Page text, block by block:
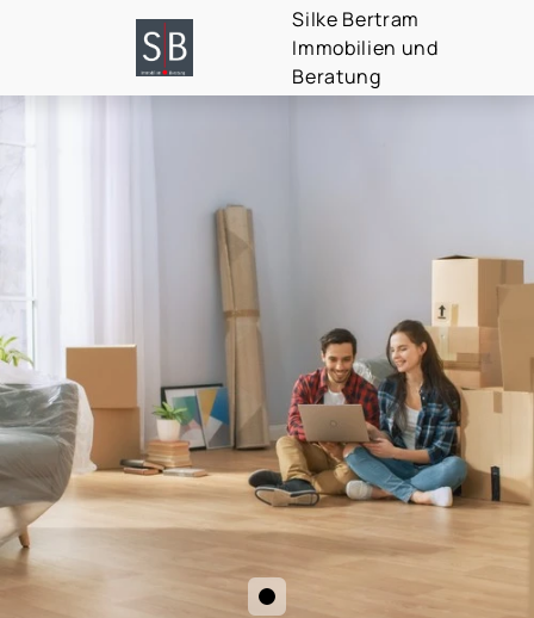
Silke Bertram
Immobilien und
Beratung